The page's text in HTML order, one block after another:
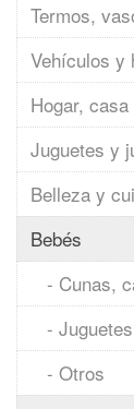
Termos,
Vehículos y
Hogar,
Juguetes y
Belleza y
Bebés
- Cunas,
- Juguetes
- Otros